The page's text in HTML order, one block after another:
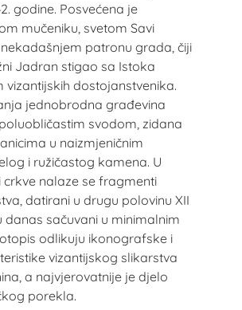
godine. Posvećena je
mučeniku, svetom Savi
patronu grada, čiji
Jadran stigao sa Istoka
vizantijskih dostojanstvenika.
jednobrodna građevina
svodom, zidana
u naizmjeničnim
i ružičastog kamena. U
crkve nalaze se fragmenti
datirani u drugu polovinu XII
danas sačuvani u minimalnim
odlikuju ikonografske i
vizantijskog slikarstva
a najvjerovatnije je djelo
porekla.